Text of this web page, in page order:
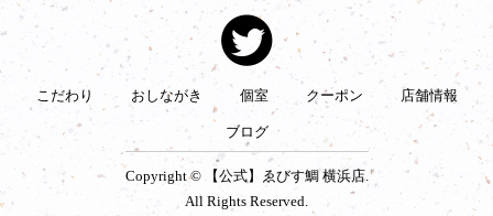
こだわり おしながき 個室 クーポン 店舗情報
ブログ
Copyright © 【公式】ゑびす鯛 横浜店.
All Rights Reserved.